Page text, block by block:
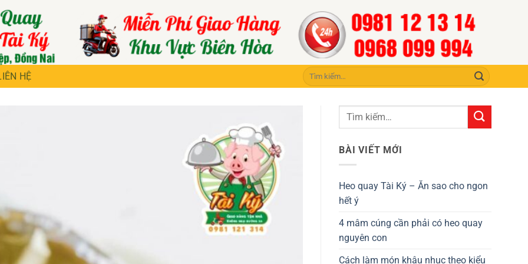
HỆ
Tìm
kiếm:
BÀI VIẾT MỚI
Heo quay Tài Ký – Ăn sao cho ngon
hết ý
4 mâm cúng cần phải có heo quay
nguyên con
Cách làm món khâu nhục theo kiểu